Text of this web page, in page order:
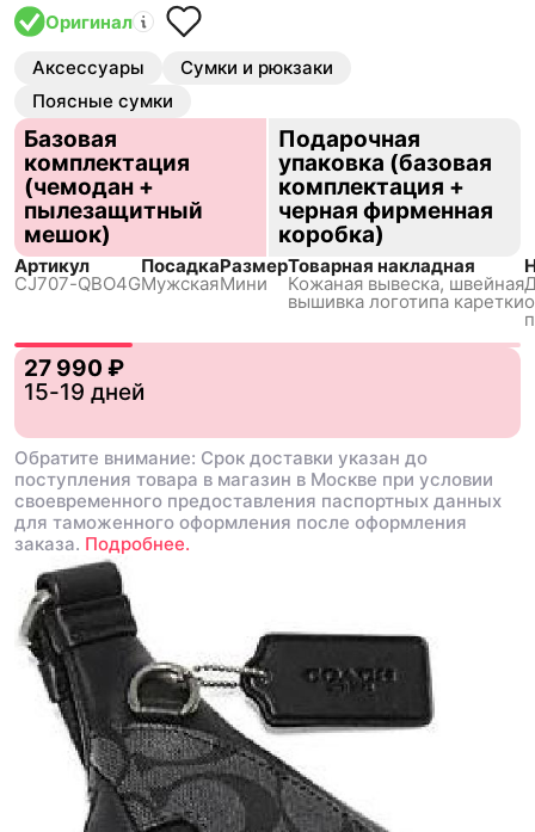
Оригинал
Аксессуары
Сумки и рюкзаки
Поясные сумки
Базовая
комплектация
(чемодан +
пылезащитный
мешок)
Подарочная
упаковка (базовая
комплектация +
черная фирменная
коробка)
Артикул
CJ707-QBO4G
Посадка
Мужская
Размер
Мини
Товарная накладная
Кожаная вывеска, швейная
вышивка логотипа каретки
27 990 ₽
15-19 дней
Обратите внимание: Срок доставки указан до
поступления товара в магазин в Москве при условии
своевременного предоставления паспортных данных
для таможенного оформления после оформления
заказа. Подробнее.